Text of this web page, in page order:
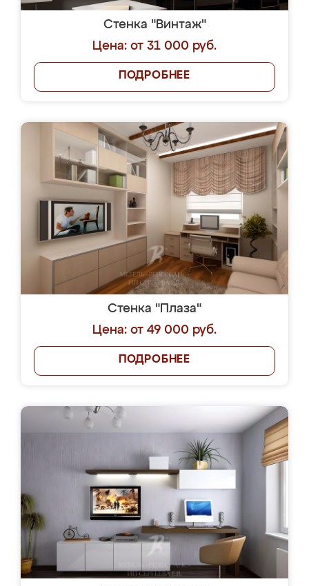
Стенка "Винтаж"
Цена: от 31 000 руб.
ПОДРОБНЕЕ
Стенка "Плаза"
Цена: от 49 000 руб.
ПОДРОБНЕЕ